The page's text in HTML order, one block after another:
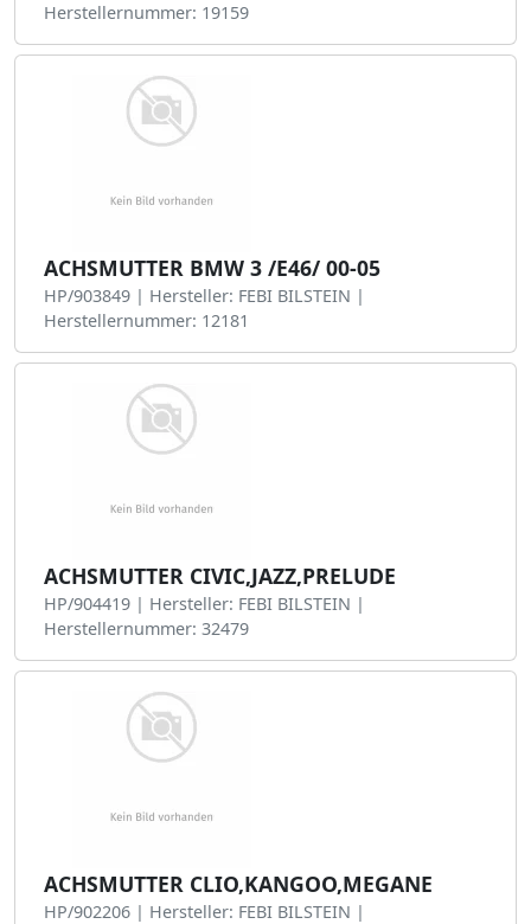
Herstellernummer: 19159
ACHSMUTTER BMW 3 /E46/ 00-05
HP/903849 | Hersteller: FEBI BILSTEIN |
Herstellernummer: 12181
ACHSMUTTER CIVIC,JAZZ,PRELUDE
HP/904419 | Hersteller: FEBI BILSTEIN |
Herstellernummer: 32479
ACHSMUTTER CLIO,KANGOO,MEGANE
HP/902206 | Hersteller: FEBI BILSTEIN |